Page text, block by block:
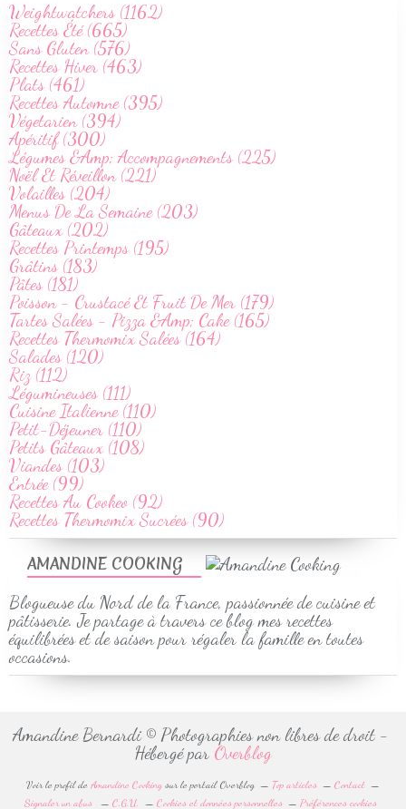
AMANDINE COOKING
Blogueuse du Nord de la France, passionnée de cuisine et
pâtisserie. Je partage à travers ce blog mes recettes
équilibrées et de saison pour régaler la famille en toutes
occasions.
Weightwatchers (1162)
Recettes Été (665)
Sans Gluten (576)
Recettes Hiver (463)
Plats (461)
Recettes Automne (395)
Végetarien (394)
Apéritif (300)
Légumes &Amp; Accompagnements (225)
Noël Et Réveillon (221)
Volailles (204)
Menus De La Semaine (203)
Gâteaux (202)
Recettes Printemps (195)
Grâtins (183)
Pâtes (181)
Poisson - Crustacé Et Fruit De Mer (179)
Tartes Salées - Pizza &Amp; Cake (165)
Recettes Thermomix Salées (164)
Salades (120)
Riz (112)
Légumineuses (111)
Cuisine Italienne (110)
Petit-Déjeuner (110)
Petits Gâteaux (108)
Viandes (103)
Entrée (99)
Recettes Au Cookeo (92)
Recettes Thermomix Sucrées (90)
Amandine Bernardi © Photographies non libres de droit -
Hébergé par Overblog
Voir le profil de Amandine Cooking sur le portail Overblog Top articles
Contact
Signaler un abus
C.G.U. Cookies et données personnelles Préférences cookies